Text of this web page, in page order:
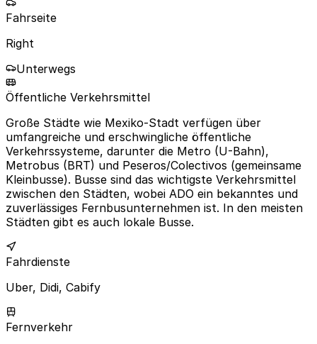
Fahrseite
Right
Unterwegs
Öffentliche Verkehrsmittel
Große Städte wie Mexiko-Stadt verfügen über
umfangreiche und erschwingliche öffentliche
Verkehrssysteme, darunter die Metro (U-Bahn),
Metrobus (BRT) und Peseros/Colectivos (gemeinsame
Kleinbusse). Busse sind das wichtigste Verkehrsmittel
zwischen den Städten, wobei ADO ein bekanntes und
zuverlässiges Fernbusunternehmen ist. In den meisten
Städten gibt es auch lokale Busse.
Fahrdienste
Uber, Didi, Cabify
Fernverkehr